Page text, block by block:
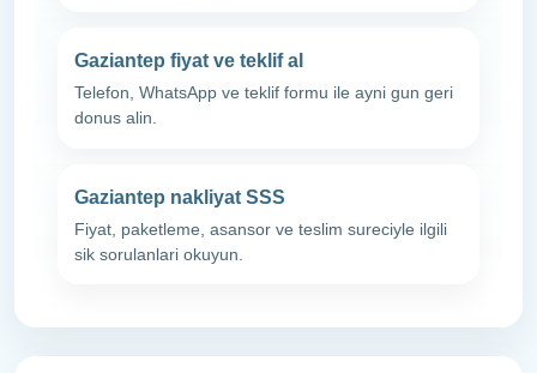
Gaziantep fiyat ve teklif al
Telefon, WhatsApp ve teklif formu ile ayni gun geri
donus alin.
Gaziantep nakliyat SSS
Fiyat, paketleme, asansor ve teslim sureciyle ilgili
sik sorulanlari okuyun.